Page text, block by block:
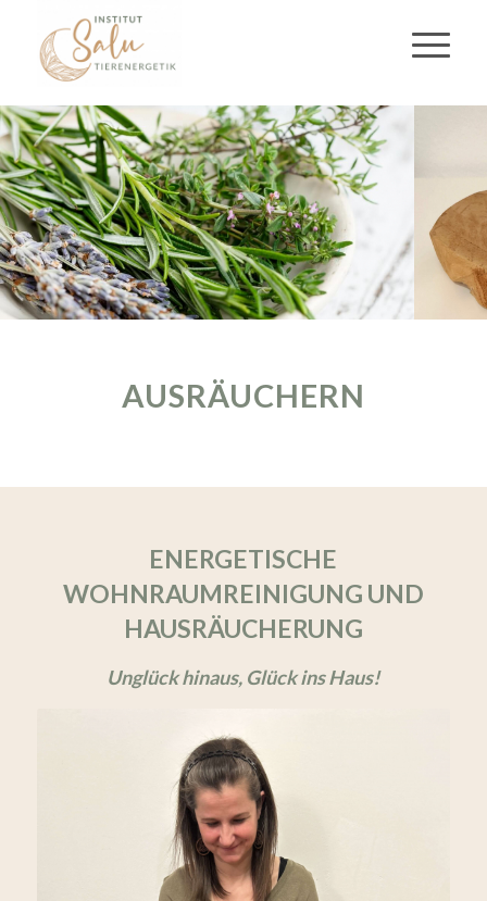
AUSRÄUCHERN
ENERGETISCHE
WOHNRAUMREINIGUNG UND
HAUSRÄUCHERUNG
Unglück hinaus, Glück ins Haus!